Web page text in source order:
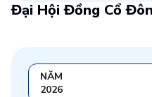
Đại Hội Đồng Cổ
NĂM
2026